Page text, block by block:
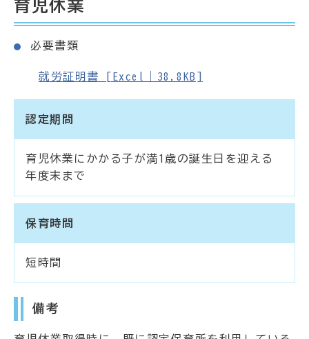
育児休業
必要書類
就労証明書 [Excel｜38.8KB]
認定期間
育児休業にかかる子が満1歳の誕生日を迎える
年度末まで
保育時間
短時間
備考